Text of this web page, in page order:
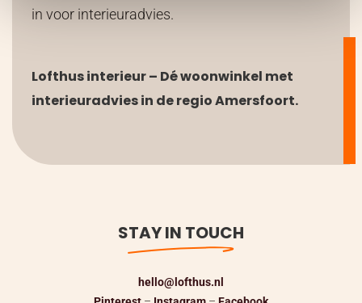
in voor interieuradvies.
Lofthus interieur – Dé woonwinkel met
interieuradvies in de regio Amersfoort.
STAY IN TOUCH
hello@lofthus.nl